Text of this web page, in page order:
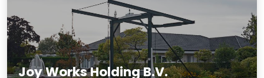
Joy Works Holding B.V.